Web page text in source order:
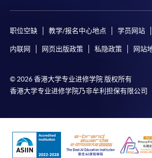
除由学院裁定的特殊情况（例如课程
支票或缴费灵（只限网上付款）方式
以支票退款；以信用卡缴交之款项，
除本学院网页所列明的学费外，个
外收费，详情请联络有关学科职员。
学费及学额不得转让他人。一经取录
职位空缺 教学/报名中心地点 学员网站
内联网 网页出版政策 私隐政策 网站
© 2026 香港大学专业进修学院 版权所有
香港大学专业进修学院乃非牟利担保有限公司